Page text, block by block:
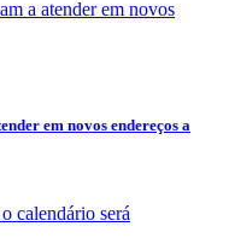
em novos endereços a